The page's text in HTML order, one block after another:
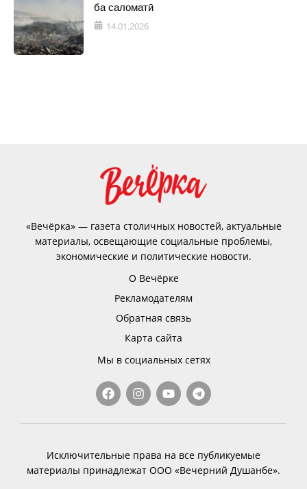
ба саломатӣ
14.01.2026
«Вечёрка» — газета столичных новостей, актуальные
материалы, освещающие социальные проблемы,
экономические и политические новости.
О Вечёрке
Рекламодателям
Обратная связь
Карта сайта
Мы в социальных сетях
Исключительные права на все публикуемые
материалы принадлежат ООО «Вечерний Душанбе».